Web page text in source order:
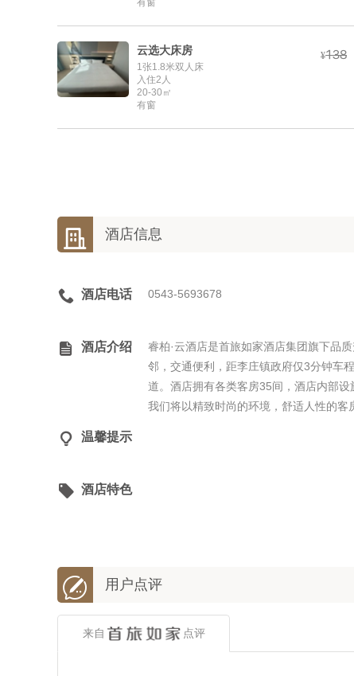
有窗
云选大床房
1张1.8米双人床
入住2人
20-30㎡
有窗
¥
 酒店信息
 酒店电话 0543-5693678
 酒店介绍
睿柏·云酒店是首旅如家酒店集团旗下品
邻，交通便利，距李庄镇政府仅3分钟车
道。酒店拥有各类客房35间，酒店内部
我们将以精致时尚的环境，舒适人性的客
 温馨提示
 酒店特色
 用户点评
来自 点评